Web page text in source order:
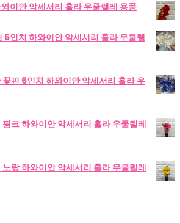
이안 악세서리 훌라 우쿨렐레 용품
6인치 하와이안 악세서리 훌라 우쿨렐
핀 6인치 하와이안 악세서리 훌라 우
크 하와이안 악세서리 훌라 우쿨렐레
랑 하와이안 악세서리 훌라 우쿨렐레